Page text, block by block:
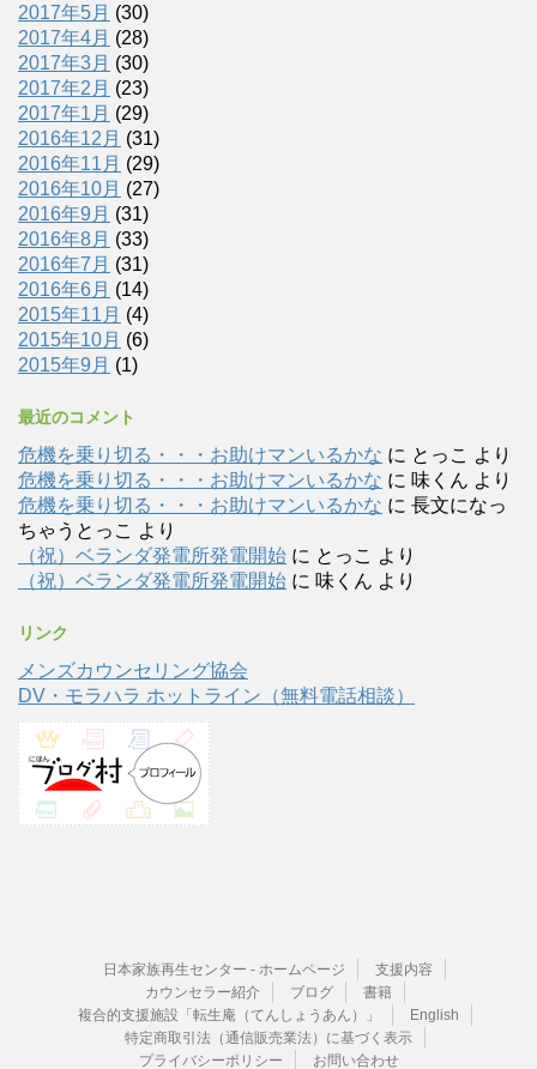
2017年5月 (30)
2017年4月 (28)
2017年3月 (30)
2017年2月 (23)
2017年1月 (29)
2016年12月 (31)
2016年11月 (29)
2016年10月 (27)
2016年9月 (31)
2016年8月 (33)
2016年7月 (31)
2016年6月 (14)
2015年11月 (4)
2015年10月 (6)
2015年9月 (1)
最近のコメント
危機を乗り切る・・・お助けマンいるかな に とっこ より
危機を乗り切る・・・お助けマンいるかな に 味くん より
危機を乗り切る・・・お助けマンいるかな に 長文になっ
ちゃうとっこ より
（祝）ベランダ発電所発電開始 に とっこ より
（祝）ベランダ発電所発電開始 に 味くん より
リンク
メンズカウンセリング協会
DV・モラハラ ホットライン（無料電話相談）
日本家族再生センター - ホームページ
支援内容
カウンセラー紹介
ブログ
書籍
複合的支援施設「転生庵（てんしょうあん）」
English
特定商取引法（通信販売業法）に基づく表示
プライバシーポリシー
お問い合わせ